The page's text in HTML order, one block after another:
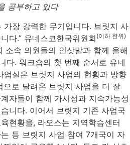
공부하고 있다
가장 강력한 무기입니다. 브릿지 사
다.” 유네스코한국위원회 (이하 한위)
소속 의원들의 인삿말과 함께 올해
다. 워크숍의 첫 번째 순서로 유네
업실은 브릿지 사업의 현황과 방향
으로 달려온 브릿지 사업을 더 잘
자들이 함께 가시성과 지속가능성
니다. 이어서 브릿지 기존 사업국
현황을, 라오스는 지역학습센터
등 브릿지 사업 참여 7개국이 자